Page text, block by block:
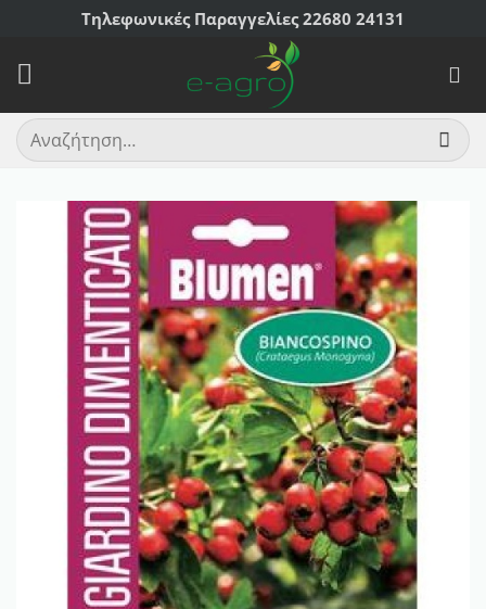
Μετάβαση
περιεχόμενο
Τηλεφωνικές Παραγγελίες 22680 24131
Αναζήτηση
για: